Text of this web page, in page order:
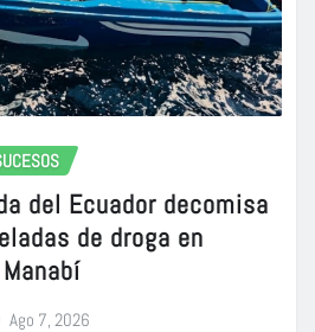
del Ecuador decomisa
de droga en
Ago 7, 2026